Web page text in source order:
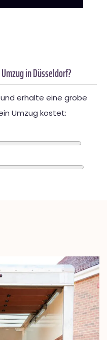
in Düsseldorf?
erhalte eine grobe
Umzug kostet: